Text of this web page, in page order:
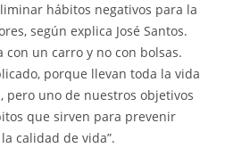
hábitos negativos para la
según explica José Santos.
con un carro y no con bolsas.
porque llevan toda la vida
pero uno de nuestros objetivos
que sirven para prevenir
calidad de vida”.